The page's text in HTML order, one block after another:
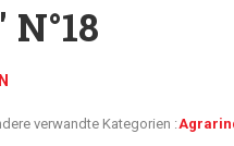
N°18
verwandte Kategorien :